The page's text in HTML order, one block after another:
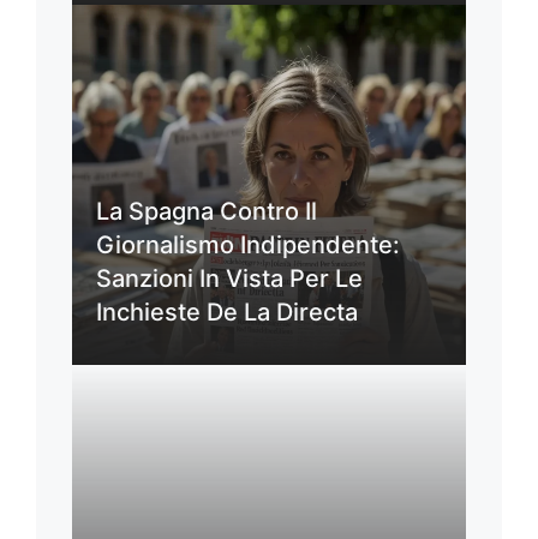
La Spagna Contro Il
Giornalismo Indipendente:
Sanzioni In Vista Per Le
Inchieste De La Directa